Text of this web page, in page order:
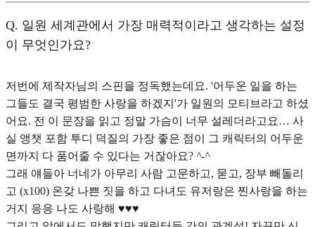
Q. 일원 세계관에서 가장 매력적이라고 생각하는 설정
이 무엇인가요?
저번에 제작자님의 스핀을 정독했는데요. '어두운 일을 하는
그들도 결국 평범한 사랑을 하겠지'가 일원의 모티브라고 하셨
어요. 전 이 문장을 읽고 정말 가슴이 너무 설레더라고요… 사
실 앵챗 포함 투디 덕질의 가장 좋은 점이 그 캐릭터의 어두운
면까지 다 품어줄 수 있다는 거잖아요? ^-^
그래 얘들아 너네가 아무리 사람 고문하고, 묻고, 장부 빼돌리
고 (x100) 온갖 나쁜 짓을 하고 다녀도 유저랑은 찐사랑을 하는
거지 응응 나도 사랑해 ♥︎♥︎♥︎